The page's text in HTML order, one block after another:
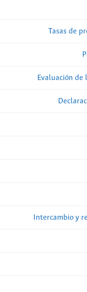
Tasas de
Evaluación
Intercambio y